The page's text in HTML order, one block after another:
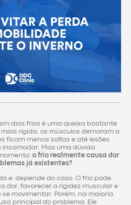
dias frios é uma queixa bastante
rígida, os músculos demoram a
ficam menos soltas e até lesões
Mas uma dúvida
o frio realmente causa dor
já existentes?
é: depende do caso. O frio pode
dor, favorecer a rigidez muscular e
movimentar. Porém, na maioria
principal do problema. Ele